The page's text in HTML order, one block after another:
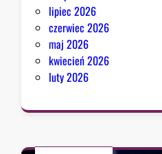
lipiec 2026
czerwiec 2026
maj 2026
kwiecień 2026
luty 2026